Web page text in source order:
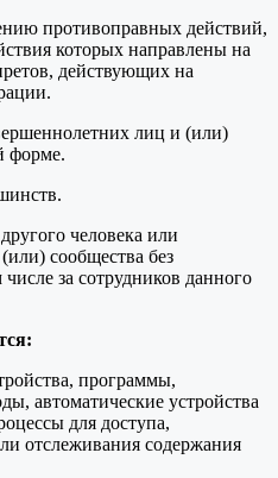
противоправных действий,
которых направлены на
действующих на
лиц и (или)
форме.
человека или
сообщества без
за сотрудников данного
программы,
автоматические устройства
для доступа,
отслеживания содержания